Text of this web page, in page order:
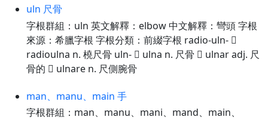
uln 尺骨
字根群組：uln 英文解釋：elbow 中文解釋：彎頭 字根
來源：希臘字根 字根分類：前綴字根 radio-uln- 
radioulna n. 橈尺骨 uln-  ulna n. 尺骨  ulnar adj. 尺
骨的  ulnare n. 尺側腕骨
man、manu、main 手
字根群組：man、manu、mani、mand、main、